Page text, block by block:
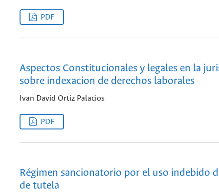
PDF
Aspectos Constitucionales y legales en la
sobre indexacion de derechos laborales
Ivan David Ortiz Palacios
PDF
Régimen sancionatorio por el uso indebido
de tutela